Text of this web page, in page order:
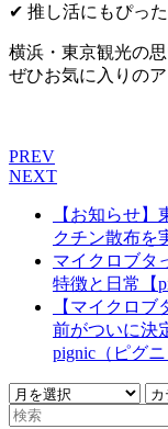
✔ 推し活にもぴった
横浜・東京観光の
ぜひお気に入りの
PREV
NEXT
【お知らせ
クチン散布を
マイクロブタ
特徴と日常【
【マイクロ
前がついに決
pignic（ピグニ